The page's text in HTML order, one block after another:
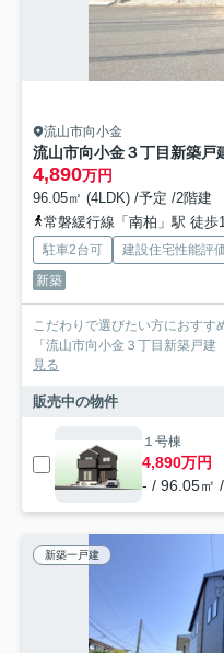
流山市向小金
4,890万円
96.05㎡ (4LDK) /予定 /2階建
常磐緩行線「南柏」駅 徒歩
駐車2台可 建設住宅性能評
新築
こだわりで選びたい方におすす
「流山市向小金３丁目新築戸
見る
販売中の物件
１号棟
4,890万円
- / 96.05㎡
新築一戸建